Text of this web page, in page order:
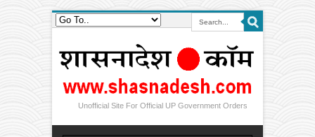
Unofficial Site For Official UP Government Orders